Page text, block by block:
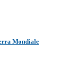
Mondiale